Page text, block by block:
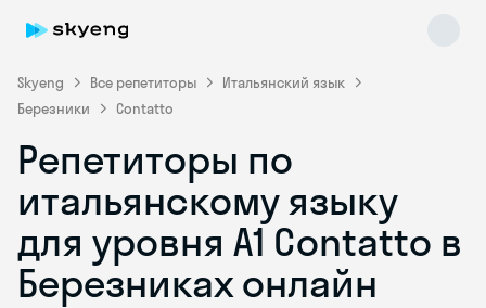
Skyeng Все репетиторы
Итальянский язык
Березники
Contatto
Репетиторы по
итальянскому языку
для уровня А1 Contatto в
Березниках онлайн
Skyeng Chat